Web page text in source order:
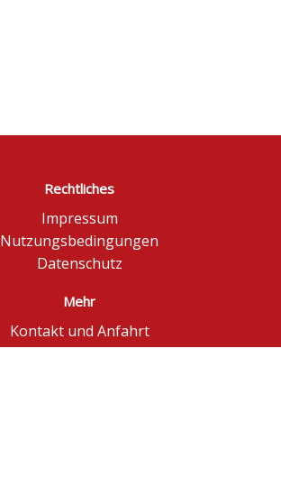
Rechtliches
Impressum
Nutzungsbedingungen
Datenschutz
Mehr
Kontakt und Anfahrt
Börse Düsseldorf